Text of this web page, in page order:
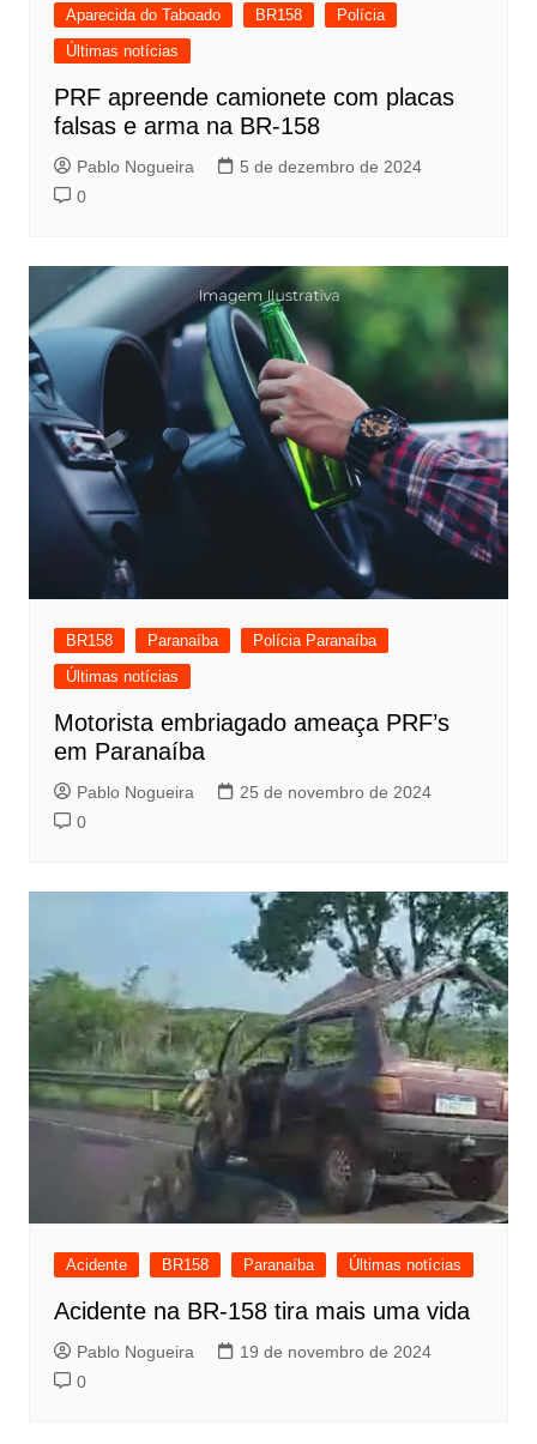
Aparecida do Taboado BR158
Polícia
Últimas notícias
PRF apreende camionete com placas
falsas e arma na BR-158
Pablo Nogueira
5 de dezembro de 2024
0
BR158 Paranaíba
Polícia Paranaíba
Últimas notícias
Motorista embriagado ameaça PRF’s
em Paranaíba
Pablo Nogueira
25 de novembro de 2024
0
Acidente BR158 Paranaíba Últimas notícias
Acidente na BR-158 tira mais uma vida
Pablo Nogueira
19 de novembro de 2024
0